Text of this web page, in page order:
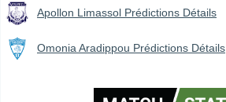
Apollon Limassol Prédictions Détails
Omonia Aradippou Prédictions Détails